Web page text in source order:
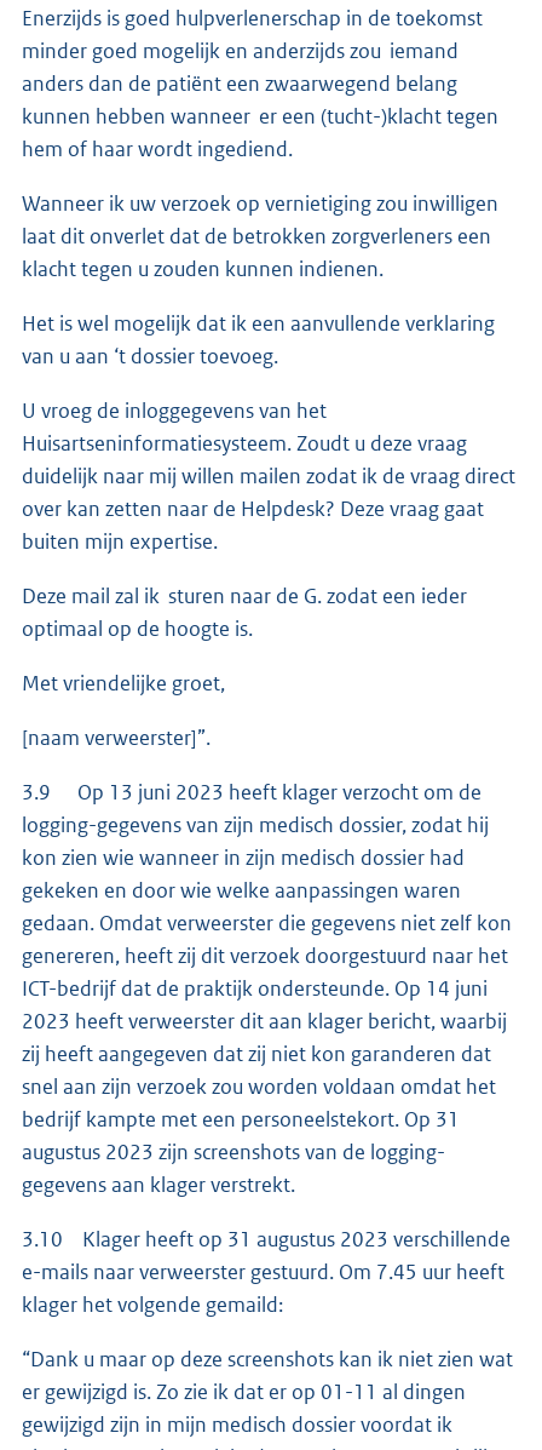
Enerzijds is goed hulpverlenerschap in de toekomst
minder goed mogelijk en anderzijds zou iemand
anders dan de patiënt een zwaarwegend belang
kunnen hebben wanneer er een (tucht-)klacht tegen
hem of haar wordt ingediend.
Wanneer ik uw verzoek op vernietiging zou inwilligen
laat dit onverlet dat de betrokken zorgverleners een
klacht tegen u zouden kunnen indienen.
Het is wel mogelijk dat ik een aanvullende verklaring
van u aan ‘t dossier toevoeg.
U vroeg de inloggegevens van het
Huisartseninformatiesysteem. Zoudt u deze vraag
duidelijk naar mij willen mailen zodat ik de vraag direct
over kan zetten naar de Helpdesk? Deze vraag gaat
buiten mijn expertise.
Deze mail zal ik sturen naar de G. zodat een ieder
optimaal op de hoogte is.
Met vriendelijke groet,
[naam verweerster]”.
3.9 Op 13 juni 2023 heeft klager verzocht om de
logging-gegevens van zijn medisch dossier, zodat hij
kon zien wie wanneer in zijn medisch dossier had
gekeken en door wie welke aanpassingen waren
gedaan. Omdat verweerster die gegevens niet zelf kon
genereren, heeft zij dit verzoek doorgestuurd naar het
ICT-bedrijf dat de praktijk ondersteunde. Op 14 juni
2023 heeft verweerster dit aan klager bericht, waarbij
zij heeft aangegeven dat zij niet kon garanderen dat
snel aan zijn verzoek zou worden voldaan omdat het
bedrijf kampte met een personeelstekort. Op 31
augustus 2023 zijn screenshots van de logging-
gegevens aan klager verstrekt.
3.10 Klager heeft op 31 augustus 2023 verschillende
e-mails naar verweerster gestuurd. Om 7.45 uur heeft
klager het volgende gemaild:
“Dank u maar op deze screenshots kan ik niet zien wat
er gewijzigd is. Zo zie ik dat er op 01-11 al dingen
gewijzigd zijn in mijn medisch dossier voordat ik